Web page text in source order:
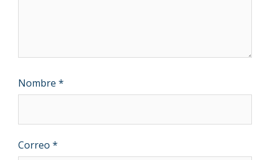
Nombre *
Correo *